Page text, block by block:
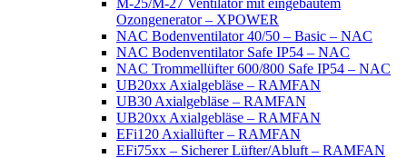
M-25/M-27 Ventilator mit eingebautem
Ozongenerator – XPOWER
NAC Bodenventilator 40/50 – Basic – NAC
NAC Bodenventilator Safe IP54 – NAC
NAC Trommellüfter 600/800 Safe IP54 – NAC
UB20xx Axialgebläse – RAMFAN
UB30 Axialgebläse – RAMFAN
UB20xx Axialgebläse – RAMFAN
EFi120 Axiallüfter – RAMFAN
EFi75xx – Sicherer Lüfter/Abluft – RAMFAN